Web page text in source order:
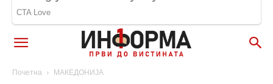
Почетна МАКЕДОНИЈА